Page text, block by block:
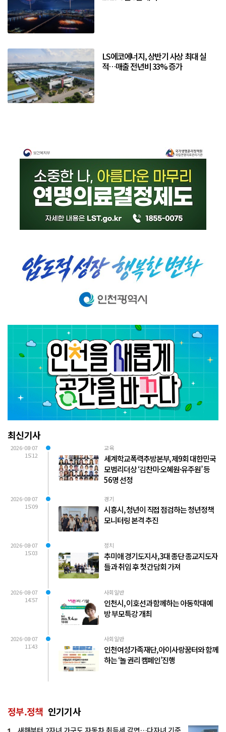
LS에코에너지, 상반기 사상 최대 실
적…매출 전년비 33% 증가
최신기사
2026-08-07
15:12
교육
세계학교폭력추방본부, 제9회 대한민국
모범리더상 ‘김찬미·오혜원·유주원’ 등
56명 선정
2026-08-07
15:09
경기
시흥시, 청년이 직접 점검하는 청년정책
모니터링 본격 추진
2026-08-07
15:03
정치
추미애 경기도지사, 3대 종단 종교지도자
들과 취임 후 첫 간담회 가져
2026-08-07
14:57
사회일반
인천시, 이호선과 함께하는 아동학대예
방 부모특강 개최
2026-08-07
11:43
사회일반
인천여성가족재단, 아이사랑꿈터와 함께
하는 ‘놀 권리 캠페인’진행
정부.정책 인기기사